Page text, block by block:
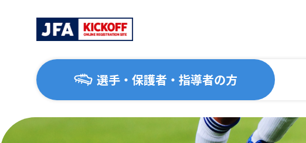
選手・保護者・指導者の方